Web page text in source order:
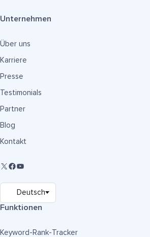
Unternehmen
Über uns
Karriere
Presse
Testimonials
Partner
Blog
Kontakt
Funktionen
Keyword-Rank-Tracker